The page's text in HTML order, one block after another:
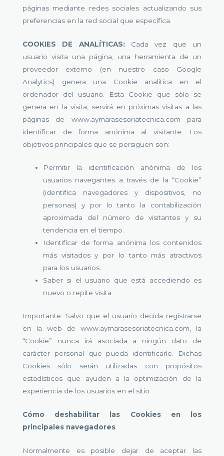
páginas mediante redes sociales actualizando sus
preferencias en la red social que específica.
COOKIES DE ANALÍTICAS: Cada vez que un
usuario visita una página, una herramienta de un
proveedor externo (en nuestro caso Google
Analytics) genera una Cookie analítica en el
ordenador del usuario. Esta Cookie que sólo se
genera en la visita, servirá en próximas visitas a las
páginas de www.aymarasesoriatecnica.com para
identificar de forma anónima al visitante. Los
objetivos principales que se persiguen son:
Permitir la identificación anónima de los
usuarios navegantes a través de la “Cookie”
(identifica navegadores y dispositivos, no
personas) y por lo tanto la contabilización
aproximada del número de visitantes y su
tendencia en el tiempo.
Identificar de forma anónima los contenidos
más visitados y por lo tanto más atractivos
para los usuarios.
Saber si el usuario que está accediendo es
nuevo o repite visita.
Importante: Salvo que el usuario decida registrarse
en la web de www.aymarasesoriatecnica.com, la
“Cookie” nunca irá asociada a ningún dato de
carácter personal que pueda identificarle. Dichas
Cookies sólo serán utilizadas con propósitos
estadísticos que ayuden a la optimización de la
experiencia de los usuarios en el sitio.
Cómo deshabilitar las Cookies en los
principales navegadores
Normalmente es posible dejar de aceptar las